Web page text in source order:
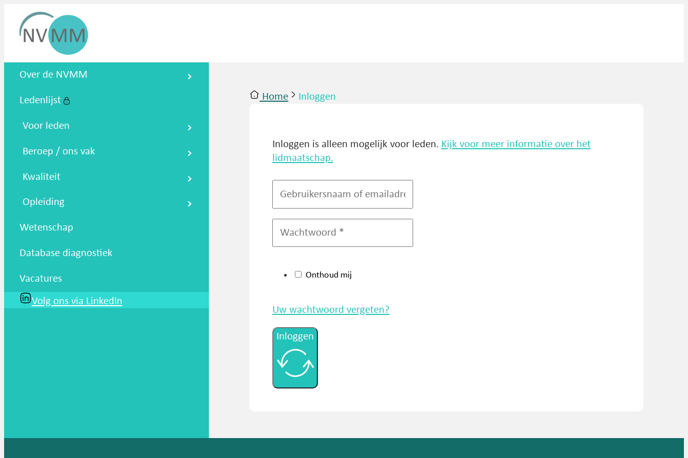
Nederlandse Vereniging voor
Over de NVMM
Ledenlijst
Voor leden
Beroep / ons vak
Kwaliteit
Opleiding
Wetenschap
Database diagnostiek
Vacatures
Volg ons via LinkedIn
Home Inloggen
Inloggen is alleen mogelijk voor leden. Kijk voor meer informatie over het
lidmaatschap.
Onthoud mij
Uw wachtwoord vergeten?
Inloggen